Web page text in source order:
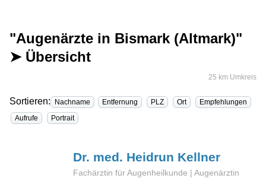
"Augenärzte in Bismark (Altmark)"
➤ Übersicht
25 km Umkreis
Sortieren: Nachname Entfernung PLZ Ort
Empfehlungen
Aufrufe
Portrait
Dr. med. Heidrun Kellner
Fachärztin für Augenheilkunde | Augenärztin